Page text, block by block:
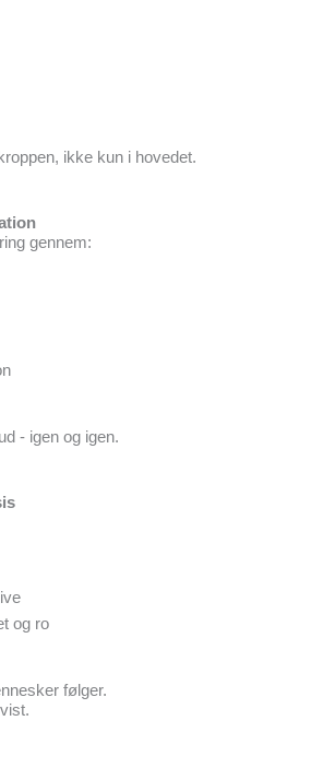
ikke kun i hovedet.
gennem:
- igen og igen.
og ro
følger.